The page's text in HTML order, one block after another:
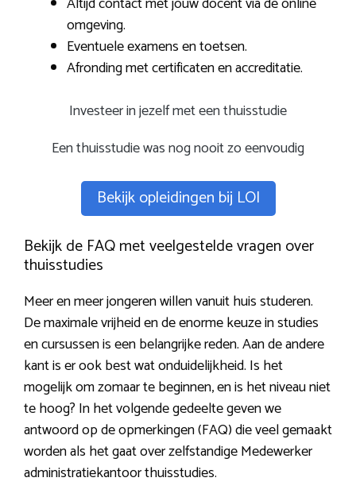
omgeving.
Eventuele examens en toetsen.
Afronding met certificaten en accreditatie.
Investeer in jezelf met een thuisstudie
Een thuisstudie was nog nooit zo eenvoudig
Bekijk opleidingen bij LOI
Bekijk de FAQ met veelgestelde vragen over
thuisstudies
Meer en meer jongeren willen vanuit huis studeren.
De maximale vrijheid en de enorme keuze in studies
en cursussen is een belangrijke reden. Aan de andere
kant is er ook best wat onduidelijkheid. Is het
mogelijk om zomaar te beginnen, en is het niveau niet
te hoog? In het volgende gedeelte geven we
antwoord op de opmerkingen (FAQ) die veel gemaakt
worden als het gaat over zelfstandige Medewerker
administratiekantoor thuisstudies.